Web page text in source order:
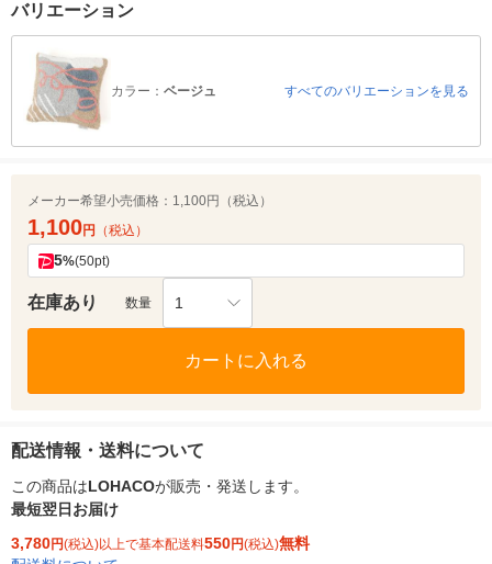
バリエーション
カラー： ベージュ すべてのバリエーションを見る
メーカー希望小売価格： 1,100円（税込）
1,100円 （税込）
5%(50pt)
在庫あり 数量 1
カートに入れる
配送情報・送料について
この商品はLOHACOが販売・発送します。
最短翌日お届け
3,780円(税込)以上で基本配送料550円(税込)無料